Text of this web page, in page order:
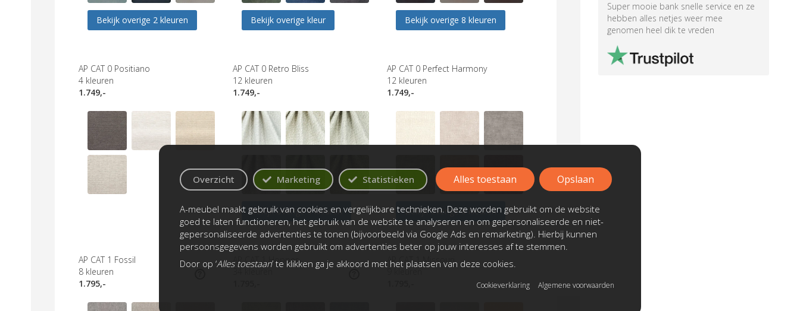
Bekijk overige 2 kleuren Bekijk overige kleur Bekijk overige 8 kleuren
AP CAT 0 Positiano
4 kleuren
1.749,-
AP CAT 0 Retro Bliss
12 kleuren
1.749,-
Bekijk overige 6 kleuren
AP CAT 0 Perfect Harmony
12 kleuren
1.749,-
Bekijk overige 6 kleuren
AP CAT 1 Fossil
8 kleuren
1.795,-
AP CAT 1 Hopper
34
kleuren
AP CAT 1 Missouri
kleuren
Super mooie bank snelle service en ze
hebben alles netjes weer mee
genomen heel dik te vreden
Overzicht Marketing Statistieken
A-meubel maakt gebruik van cookies en vergelijkbare technieken. Deze worden gebruikt om de website
goed te laten functioneren, het gebruik van de website te analyseren en om gepersonaliseerde en niet-
gepersonaliseerde advertenties te tonen (bijvoorbeeld via Google Ads en remarketing). Hierbij kunnen
persoonsgegevens worden gebruikt om advertenties beter op jouw interesses af te stemmen.
Door op ‘Alles toestaan’ te klikken ga je akkoord met het plaatsen van deze cookies.
Alles toestaan Opslaan
Cookieverklaring Algemene voorwaarden